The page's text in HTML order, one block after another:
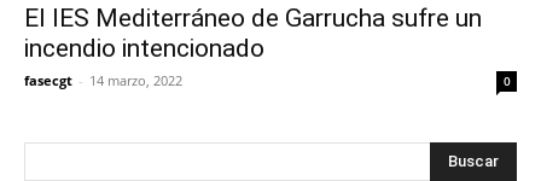
El IES Mediterráneo de Garrucha sufre un
incendio intencionado
fasecgt - 14 marzo, 2022 0